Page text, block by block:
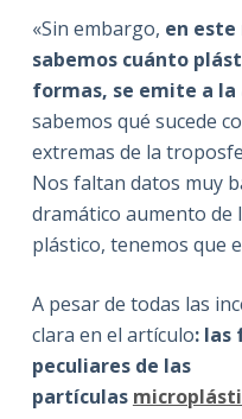
«Sin embargo, en
sabemos cuánto
formas, se emite a
sabemos qué sucede
extremas de la
Nos faltan datos muy
dramático aumento de
plástico, tenemos que
A pesar de todas las
clara en el artículo: las
peculiares de las
partículas